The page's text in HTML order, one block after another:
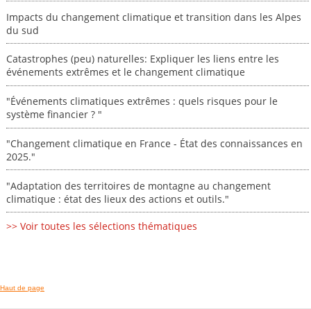
Impacts du changement climatique et transition dans les Alpes
du sud
Catastrophes (peu) naturelles: Expliquer les liens entre les
événements extrêmes et le changement climatique
"Événements climatiques extrêmes : quels risques pour le
système financier ? "
"Changement climatique en France - État des connaissances en
2025."
"Adaptation des territoires de montagne au changement
climatique : état des lieux des actions et outils."
>> Voir toutes les sélections thématiques
Haut de page